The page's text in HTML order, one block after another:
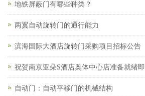
地铁屏蔽门有哪些种类？
两翼自动旋转门的通行能力
滨海国际大酒店旋转门采购项目招标公告
祝贺南京亚朵S酒店奥体中心店准备就绪即
自动门：自动平移门的机械结构